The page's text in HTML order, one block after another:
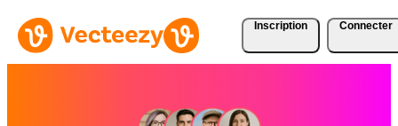
Inscription Connecter